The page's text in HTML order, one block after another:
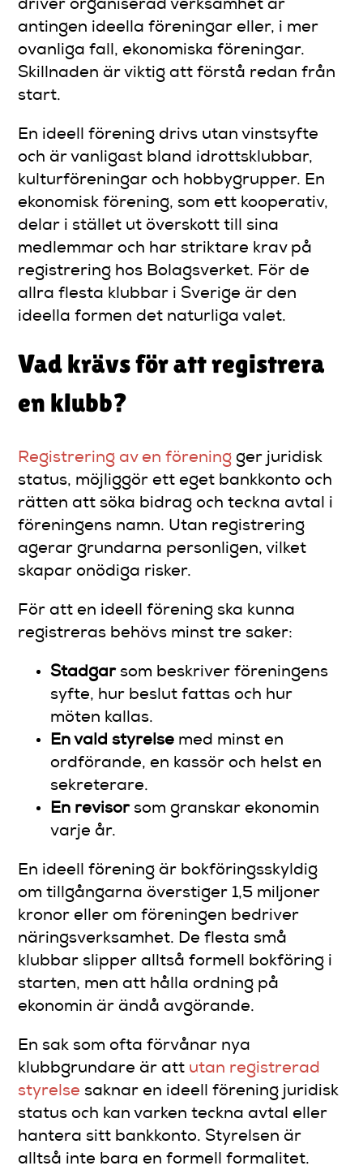
driver organiserad verksamhet är
antingen ideella föreningar eller, i mer
ovanliga fall, ekonomiska föreningar.
Skillnaden är viktig att förstå redan från
start.
En ideell förening drivs utan vinstsyfte
och är vanligast bland idrottsklubbar,
kulturföreningar och hobbygrupper. En
ekonomisk förening, som ett kooperativ,
delar i stället ut överskott till sina
medlemmar och har striktare krav på
registrering hos Bolagsverket. För de
allra flesta klubbar i Sverige är den
ideella formen det naturliga valet.
Vad krävs för att registrera
en klubb?
Registrering av en förening ger juridisk
status, möjliggör ett eget bankkonto och
rätten att söka bidrag och teckna avtal i
föreningens namn. Utan registrering
agerar grundarna personligen, vilket
skapar onödiga risker.
För att en ideell förening ska kunna
registreras behövs minst tre saker:
Stadgarsom beskriver föreningens
syfte, hur beslut fattas och hur
möten kallas.
En vald styrelse med minst en
ordförande, en kassör och helst en
sekreterare.
En revisorsom granskar ekonomin
varje år.
En ideell förening är bokföringsskyldig
om tillgångarna överstiger 1,5 miljoner
kronor eller om föreningen bedriver
näringsverksamhet. De flesta små
klubbar slipper alltså formell bokföring i
starten, men att hålla ordning på
ekonomin är ändå avgörande.
En sak som ofta förvånar nya
klubbgrundare är att utan registrerad
styrelse saknar en ideell förening juridisk
status och kan varken teckna avtal eller
hantera sitt bankkonto. Styrelsen är
alltså inte bara en formell formalitet.